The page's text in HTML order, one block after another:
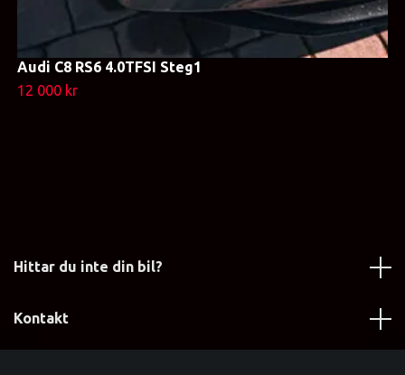
Audi C8 RS6 4.0TFSI Steg1
12 000 kr
Hittar du inte din bil?
Kontakt